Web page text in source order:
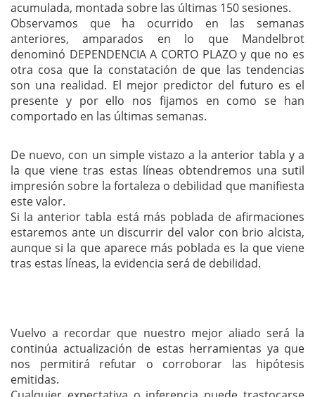
acumulada, montada sobre las últimas 150 sesiones.
Observamos que ha ocurrido en las semanas
anteriores, amparados en lo que Mandelbrot
denominó DEPENDENCIA A CORTO PLAZO y que no es
otra cosa que la constatación de que las tendencias
son una realidad. El mejor predictor del futuro es el
presente y por ello nos fijamos en como se han
comportado en las últimas semanas.
De nuevo, con un simple vistazo a la anterior tabla y a
la que viene tras estas líneas obtendremos una sutil
impresión sobre la fortaleza o debilidad que manifiesta
este valor.
Si la anterior tabla está más poblada de afirmaciones
estaremos ante un discurrir del valor con brio alcista,
aunque si la que aparece más poblada es la que viene
tras estas líneas, la evidencia será de debilidad.
Vuelvo a recordar que nuestro mejor aliado será la
continúa actualización de estas herramientas ya que
nos permitirá refutar o corroborar las hipótesis
emitidas.